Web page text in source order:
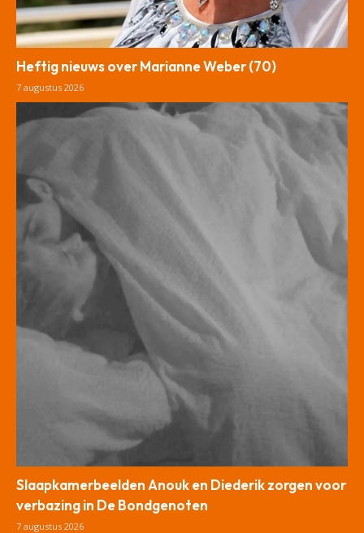
Heftig nieuws over Marianne Weber (70)
7 augustus 2026
Slaapkamerbeelden Anouk en Diederik zorgen voor
verbazing in De Bondgenoten
7 augustus 2026